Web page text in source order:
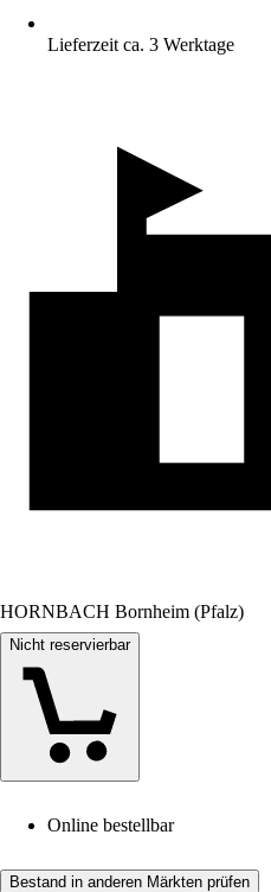
Lieferzeit ca. 3 Werktage
HORNBACH Bornheim (Pfalz)
Nicht reservierbar
Online bestellbar
Bestand in anderen Märkten prüfen